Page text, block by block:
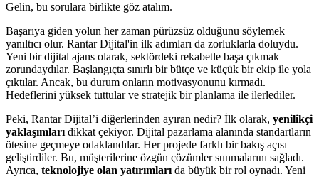
Gelin, bu sorulara birlikte göz atalım.
Başarıya giden yolun her zaman pürüzsüz olduğunu söylemek
yanıltıcı olur. Rantar Dijital'in ilk adımları da zorluklarla doluydu.
Yeni bir dijital ajans olarak, sektördeki rekabetle başa çıkmak
zorundaydılar. Başlangıçta sınırlı bir bütçe ve küçük bir ekip ile yola
çıktılar. Ancak, bu durum onların motivasyonunu kırmadı.
Hedeflerini yüksek tuttular ve stratejik bir planlama ile ilerlediler.
Peki, Rantar Dijital’i diğerlerinden ayıran nedir? İlk olarak, yenilikçi
yaklaşımlarıdikkat çekiyor. Dijital pazarlama alanında standartların
ötesine geçmeye odaklandılar. Her projede farklı bir bakış açısı
geliştirdiler. Bu, müşterilerine özgün çözümler sunmalarını sağladı.
Ayrıca, teknolojiye olan yatırımlarıda büyük bir rol oynadı. Yeni